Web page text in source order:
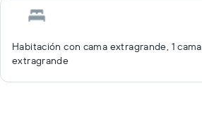
Habitación con cama extragrande, 1 cama
extragrande